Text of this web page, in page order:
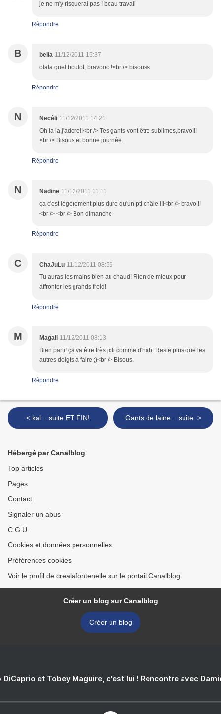
je ne m'y risquerai pas ! beau travail
Répondre
B bella 11/12/2011 15:37
olala quel boulot, bravooo !<br /> bisouss
Répondre
N Necéli 11/12/2011 14:21
Oh la la,j'adore!!<br /> Tes gants vont être sublimes,bravo!!!
<br /> Bisous et bonne journée.
Répondre
N Nadine 11/12/2011 11:11
ça c'est légèrement plus dure qu'un pti châle !!!<br /> bravo !!
<br /> <br /> Bon dimanche
Répondre
C ChaJuLu 11/12/2011 08:59
Tu auras les mains bien au chaud! Rien de mieux pour
affronter les grands froid!
Répondre
M Magali 11/12/2011 08:13
Bien parti! ça va être très joli comme d'hab. Reste plus que les
autres doigts à faire ;)<br /> Bisous.
Répondre
< kal ...suite ET FIN! Gants de laine ...suite. >
Hébergé par Canalblog
Top articles
Pages
Contact
Signaler un abus
C.G.U.
Cookies et données personnelles
Préférences cookies
Voir le profil de crealafontenelle sur le portail Canalblog
Créer un blog sur Canalblog
Créer un blog
DiCaprio et Tobey Maguire, c'est lui ! Rencontre avec